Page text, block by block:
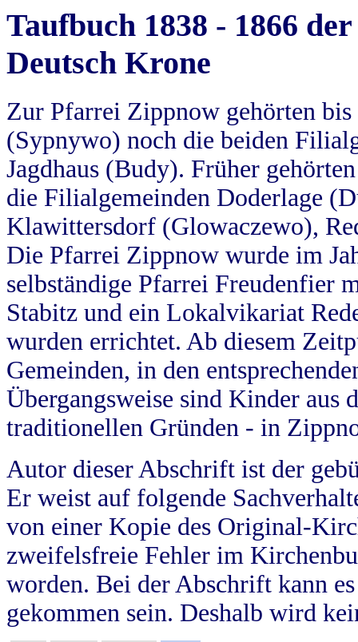
Taufbuch 1838 - 1866
Deutsch Krone
Zur Pfarrei Zippnow gehörten
(Sypnywo) noch die beiden
Jagdhaus (Budy). Früher
die Filialgemeinden Doderlage
Klawittersdorf (Glowaczewo),
Die Pfarrei Zippnow wurde im
selbständige Pfarrei Freudenfier
Stabitz und ein Lokalvikariat
wurden errichtet. Ab diesem
Gemeinden, in den
Übergangsweise sind Kinder aus
traditionellen Gründen - in
Autor dieser Abschrift ist der
Er weist auf folgende
von einer Kopie des Original-
zweifelsfreie Fehler im
worden. Bei der Abschrift kann
gekommen sein. Deshalb wird